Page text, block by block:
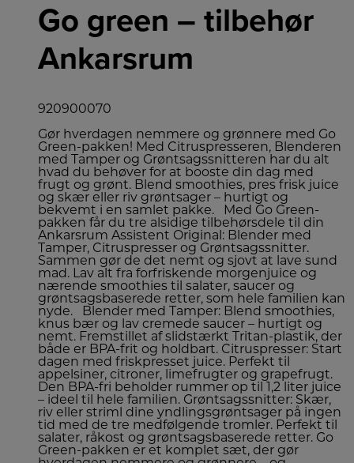
Go green – tilbehør
Ankarsrum
920900070
Gør hverdagen nemmere og grønnere med Go
Green-pakken! Med Citruspresseren, Blenderen
med Tamper og Grøntsagssnitteren har du alt
hvad du behøver for at booste din dag med
frugt og grønt. Blend smoothies, pres frisk juice
og skær eller riv grøntsager – hurtigt og
bekvemt i en samlet pakke. Med Go Green-
pakken får du tre alsidige tilbehørsdele til din
Ankarsrum Assistent Original: Blender med
Tamper, Citruspresser og Grøntsagssnitter.
Sammen gør de det nemt og sjovt at lave sund
mad. Lav alt fra forfriskende morgenjuice og
nærende smoothies til salater, saucer og
grøntsagsbaserede retter, som hele familien kan
nyde. Blender med Tamper: Blend smoothies,
knus bær og lav cremede saucer – hurtigt og
nemt. Fremstillet af slidstærkt Tritan-plastik, der
både er BPA-frit og holdbart. Citruspresser: Start
dagen med friskpresset juice. Perfekt til
appelsiner, citroner, limefrugter og grapefrugt.
Den BPA-fri beholder rummer op til 1,2 liter juice
– ideel til hele familien. Grøntsagssnitter: Skær,
riv eller striml dine yndlingsgrøntsager på ingen
tid med de tre medfølgende tromler. Perfekt til
salater, råkost og grøntsagsbaserede retter. Go
Green-pakken er et komplet sæt, der gør